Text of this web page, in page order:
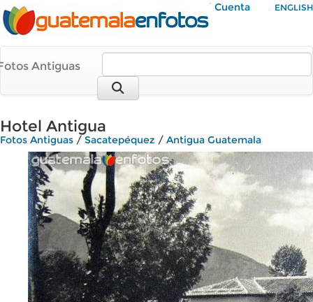
Mi Cuenta ENGLISH
Antiguas
Hotel Antigua
Fotos Antiguas / Sacatepéquez / Antigua Guatemala